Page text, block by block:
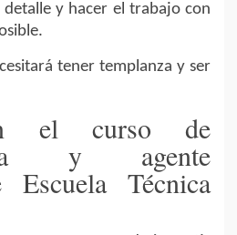
y hacer el trabajo con
tener templanza y ser
el curso de
y agente
Técnica